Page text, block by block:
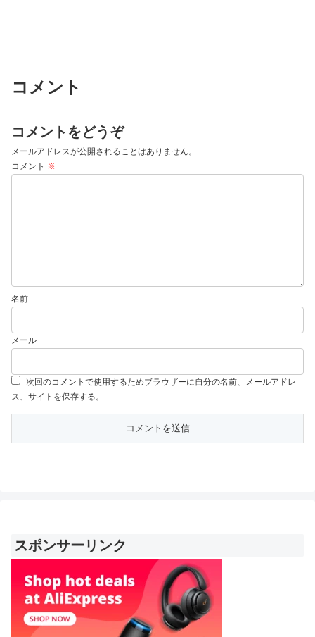
コメント
コメントをどうぞ
メールアドレスが公開されることはありません。
コメント ※
名前
メール
次回のコメントで使用するためブラウザーに自分の名前、メールアドレ
ス、サイトを保存する。
スポンサーリンク